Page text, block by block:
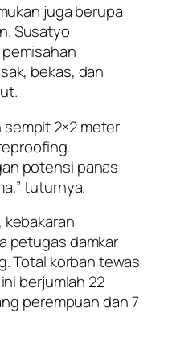
juga berupa
Susatyo
bekas, dan
sempit 2×2 meter
potensi panas
tuturnya.
petugas damkar
Total korban tewas
berjumlah 22
perempuan dan 7